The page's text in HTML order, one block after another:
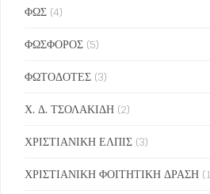
ΦΩΣ (4)
ΦΩΣΦΟΡΟΣ (5)
ΦΩΤΟΔΟΤΕΣ (3)
Χ. Δ. ΤΣΟΛΑΚΙΔΗ (2)
ΧΡΙΣΤΙΑΝΙΚΗ ΕΛΠΙΣ (3)
ΧΡΙΣΤΙΑΝΙΚΗ ΦΟΙΤΗΤΙΚΗ ΔΡΑΣΗ